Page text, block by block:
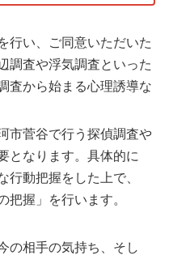
行い、ご同意いただいた
調査や浮気調査といった
査から始まる心理誘導な
市菅谷で行う探偵調査や
となります。具体的に
行動把握をした上で、
把握」を行います。
の相手の気持ち、そし